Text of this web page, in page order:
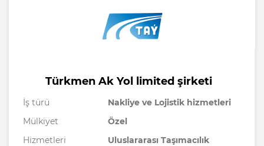
Türkmen Ak Yol limited şirketi
İş türü
Nakliye ve Lojistik hizmetleri
Mülkiyet
Özel
Hizmetleri
Uluslararası Taşımacılık